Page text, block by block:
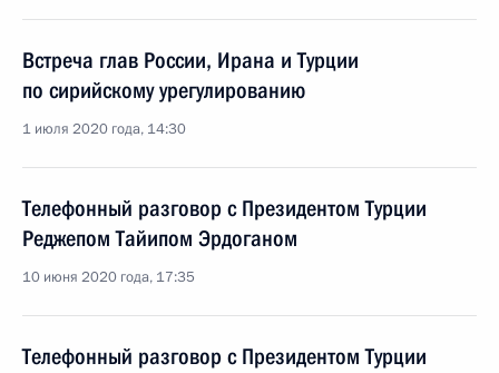
Встреча глав России, Ирана и Турции
по сирийскому урегулированию
1 июля 2020 года, 14:30
Телефонный разговор с Президентом Турции
Реджепом Тайипом Эрдоганом
10 июня 2020 года, 17:35
Телефонный разговор с Президентом Турции